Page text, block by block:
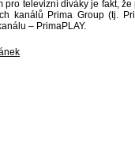
pro televizní diváky je fakt,
kanálů Prima Group (tj.
– PrimaPLAY.